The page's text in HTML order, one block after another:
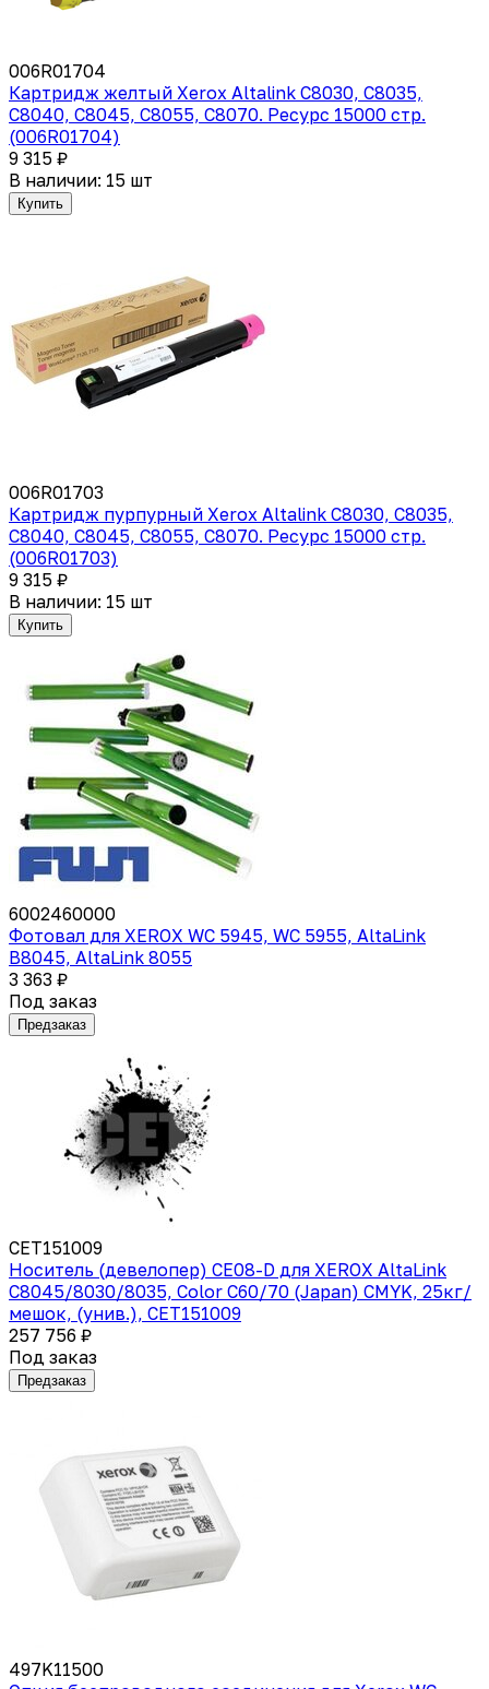
006R01704
Картридж желтый Xerox Altalink C8030, C8035,
C8040, C8045, C8055, C8070. Ресурс 15000 стр.
(006R01704)
9 315 ₽
В наличии: 15 шт
Купить
006R01703
Картридж пурпурный Xerox Altalink C8030, C8035,
C8040, C8045, C8055, C8070. Ресурс 15000 стр.
(006R01703)
9 315 ₽
В наличии: 15 шт
Купить
6002460000
Фотовал для XEROX WC 5945, WC 5955, AltaLink
B8045, AltaLink 8055
3 363 ₽
Под заказ
Предзаказ
CET151009
Носитель (девелопер) CE08-D для XEROX AltaLink
C8045/8030/8035, Color C60/70 (Japan) CMYK, 25кг/
мешок, (унив.), CET151009
257 756 ₽
Под заказ
Предзаказ
497K11500